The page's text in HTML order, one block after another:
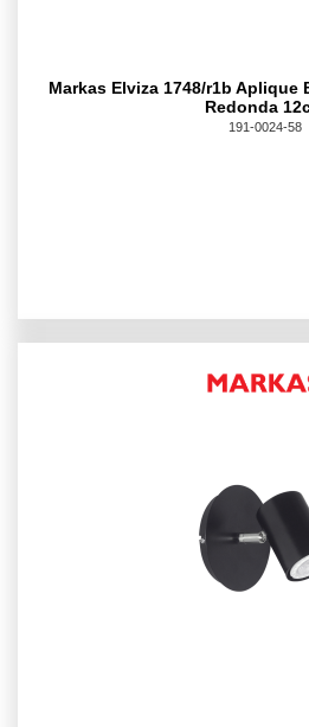
Markas Elviza 1748/r1b Aplique
Redonda
191-0024-58